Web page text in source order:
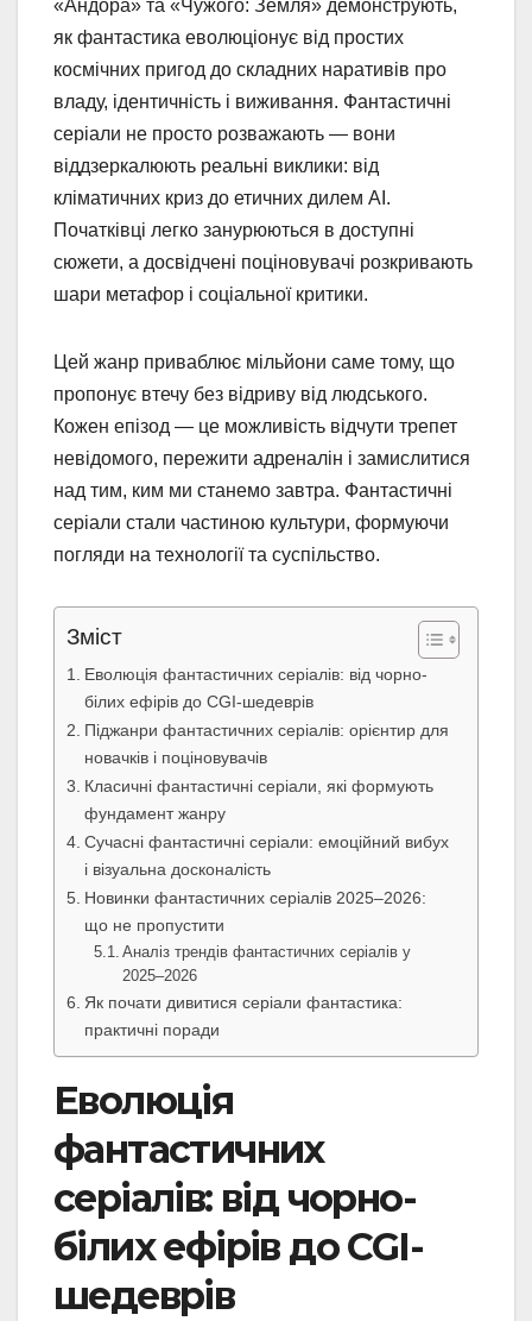
«Андора» та «Чужого: Земля» демонструють,
як фантастика еволюціонує від простих
космічних пригод до складних наративів про
владу, ідентичність і виживання. Фантастичні
серіали не просто розважають — вони
віддзеркалюють реальні виклики: від
кліматичних криз до етичних дилем AI.
Початківці легко занурюються в доступні
сюжети, а досвідчені поціновувачі розкривають
шари метафор і соціальної критики.
Цей жанр приваблює мільйони саме тому, що
пропонує втечу без відриву від людського.
Кожен епізод — це можливість відчути трепет
невідомого, пережити адреналін і замислитися
над тим, ким ми станемо завтра. Фантастичні
серіали стали частиною культури, формуючи
погляди на технології та суспільство.
Зміст
Еволюція фантастичних серіалів: від чорно-
білих ефірів до CGI-шедеврів
Піджанри фантастичних серіалів: орієнтир для
новачків і поціновувачів
Класичні фантастичні серіали, які формують
фундамент жанру
Сучасні фантастичні серіали: емоційний вибух
і візуальна досконалість
Новинки фантастичних серіалів 2025–2026:
що не пропустити
Аналіз трендів фантастичних серіалів у
2025–2026
Як почати дивитися серіали фантастика:
практичні поради
Еволюція
фантастичних
серіалів: від чорно-
білих ефірів до CGI-
шедеврів